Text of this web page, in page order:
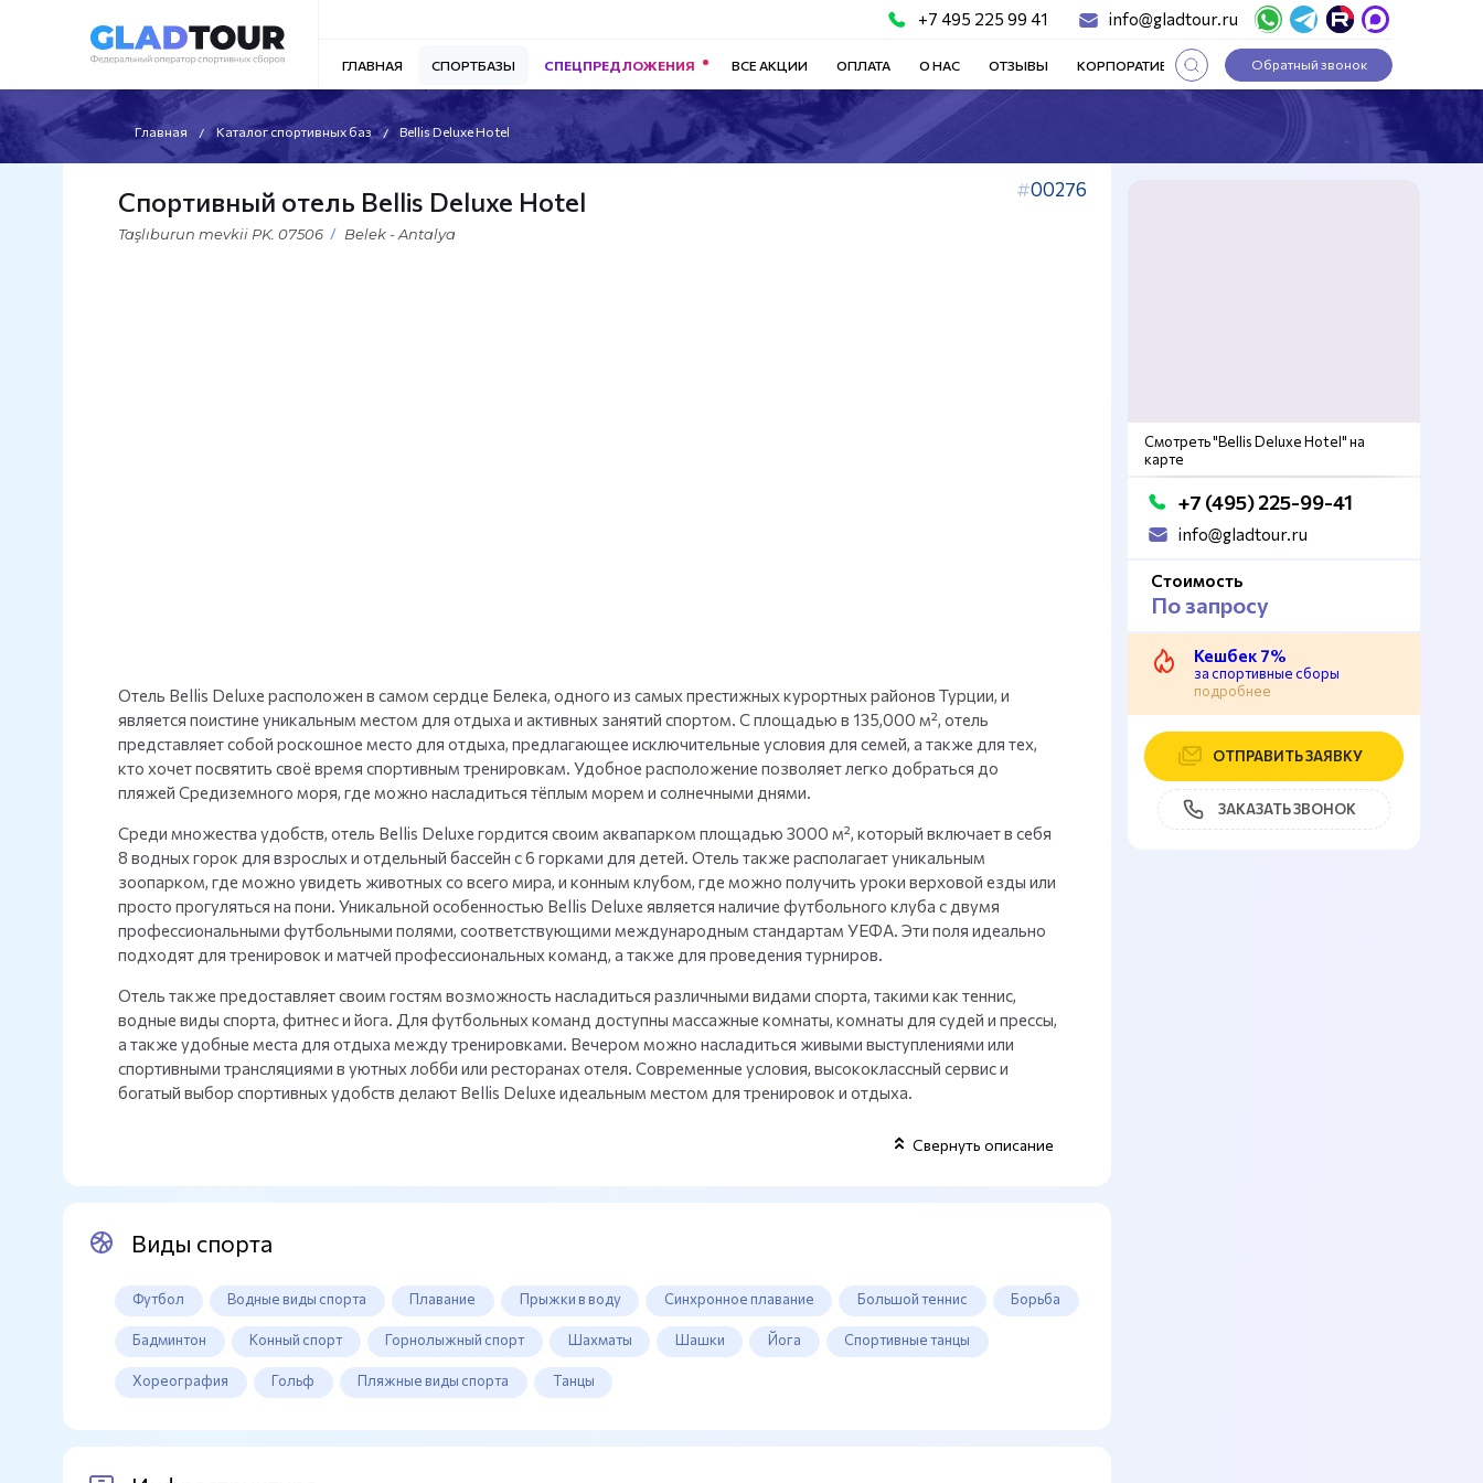
+7 495 225 99 41 info@gladtour.ru
ГЛАВНАЯ СПОРТБАЗЫ СПЕЦПРЕДЛОЖЕНИЯ ВСЕ АКЦИИ ОПЛАТА О НАС ОТЗЫВЫ КОРПОРАТИВНЫЕ ТУРЫ СТАТЬИ
Обратный звонок
Главная Каталог спортивных баз Bellis Deluxe Hotel
00276
Спортивный отель Bellis Deluxe Hotel
Taşlıburun mevkii PK. 07506 Belek - Antalya
Отель Bellis Deluxe расположен в самом сердце Белека, одного из самых престижных курортных районов Турции, и
является поистине уникальным местом для отдыха и активных занятий спортом. С площадью в 135,000 м², отель
представляет собой роскошное место для отдыха, предлагающее исключительные условия для семей, а также для тех,
кто хочет посвятить своё время спортивным тренировкам. Удобное расположение позволяет легко добраться до
пляжей Средиземного моря, где можно насладиться тёплым морем и солнечными днями.
Среди множества удобств, отель Bellis Deluxe гордится своим аквапарком площадью 3000 м², который включает в себя
8 водных горок для взрослых и отдельный бассейн с 6 горками для детей. Отель также располагает уникальным
зоопарком, где можно увидеть животных со всего мира, и конным клубом, где можно получить уроки верховой езды или
просто прогуляться на пони. Уникальной особенностью Bellis Deluxe является наличие футбольного клуба с двумя
профессиональными футбольными полями, соответствующими международным стандартам УЕФА. Эти поля идеально
подходят для тренировок и матчей профессиональных команд, а также для проведения турниров.
Отель также предоставляет своим гостям возможность насладиться различными видами спорта, такими как теннис,
водные виды спорта, фитнес и йога. Для футбольных команд доступны массажные комнаты, комнаты для судей и прессы,
а также удобные места для отдыха между тренировками. Вечером можно насладиться живыми выступлениями или
спортивными трансляциями в уютных лобби или ресторанах отеля. Современные условия, высококлассный сервис и
богатый выбор спортивных удобств делают Bellis Deluxe идеальным местом для тренировок и отдыха.
Свернуть описание
Виды спорта
Футбол Водные виды спорта Плавание Прыжки в воду Синхронное плавание Большой теннис Борьба
Бадминтон Конный спорт Горнолыжный спорт Шахматы Шашки Йога Спортивные танцы
Хореография Гольф Пляжные виды спорта Танцы
Смотреть "Bellis Deluxe Hotel" на
карте
+7 (495) 225-99-41
info@gladtour.ru
Стоимость
По запросу
Кешбек 7%
за спортивные сборы
подробнее
ОТПРАВИТЬ ЗАЯВКУ
ЗАКАЗАТЬ ЗВОНОК